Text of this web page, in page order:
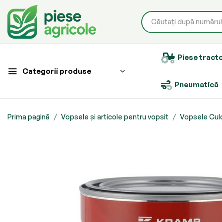
Categorii produse
Piese
Pneumatică
Prima pagină Vopsele și articole pentru vopsit Vopsele